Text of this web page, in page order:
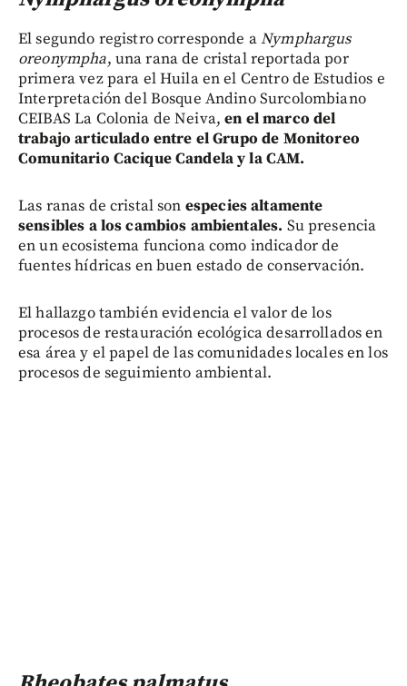
El segundo registro corresponde aNymphargus
oreonympha, una rana de cristal reportada por
primera vez para el Huila en el Centro de Estudios e
Interpretación del Bosque Andino Surcolombiano
CEIBAS La Colonia de Neiva,en el marco del
trabajo articulado entre el Grupo de Monitoreo
Comunitario Cacique Candela y la CAM.
Las ranas de cristal son especies altamente
sensibles a los cambios ambientales. Su presencia
en un ecosistema funciona como indicador de
fuentes hídricas en buen estado de conservación.
El hallazgo también evidencia el valor de los
procesos de restauración ecológica desarrollados en
esa área y el papel de las comunidades locales en los
procesos de seguimiento ambiental.